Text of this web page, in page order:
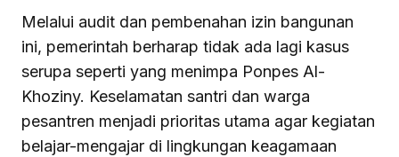
Melalui audit dan pembenahan izin bangunan
ini, pemerintah berharap tidak ada lagi kasus
serupa seperti yang menimpa Ponpes Al-
Khoziny. Keselamatan santri dan warga
pesantren menjadi prioritas utama agar kegiatan
belajar-mengajar di lingkungan keagamaan